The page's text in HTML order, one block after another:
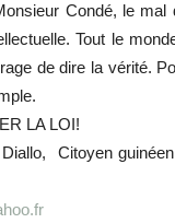
Condé, le mal
Tout le
de dire la vérité.
LA LOI!
Citoyen